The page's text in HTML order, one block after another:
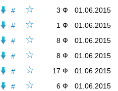
☆
# 01.06.2015
3 Ф
☆
# 01.06.2015
1 Ф
☆
# 01.06.2015
8 Ф
☆
# 01.06.2015
8 Ф
☆
# 01.06.2015
17 Ф
☆
# 01.06.2015
6 Ф